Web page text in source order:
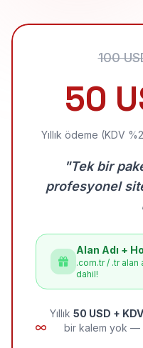
100
50
Yıllık ödeme (KDV
"Tek bir
profesyonel
Alan Adı +
.com.tr / .tr alan
dahil!
Yıllık 50 USD + KDV
bir kalem yok —